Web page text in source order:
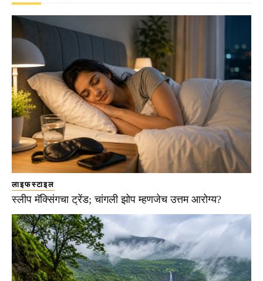
लाइफस्टाइल
स्लीप मॅक्सिंगचा ट्रेंड; चांगली झोप म्हणजेच उत्तम आरोग्य?